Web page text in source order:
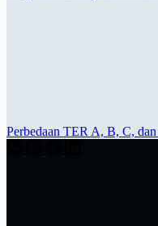
Perbedaan TER A, B, C,